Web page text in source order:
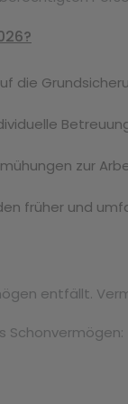
die
zur
früher und
entfällt.
Schonvermögen: